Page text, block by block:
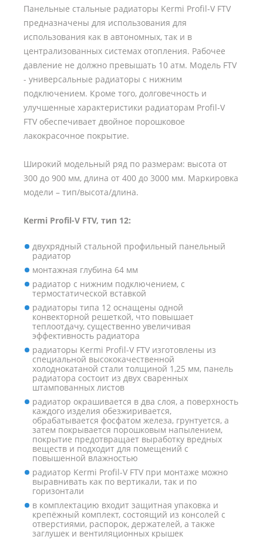
Панельные стальные радиаторы Kermi Profil-V FTV
предназначены для использования для
использования как в автономных, так и в
централизованных системах отопления. Рабочее
давление не должно превышать 10 атм. Модель FTV
- универсальные радиаторы с нижним
подключением. Кроме того, долговечность и
улучшенные характеристики радиаторам Profil-V
FTV обеспечивает двойное порошковое
лакокрасочное покрытие.
Широкий модельный ряд по размерам: высота от
300 до 900 мм, длина от 400 до 3000 мм. Маркировка
модели – тип/высота/длина.
Kermi Profil-V FTV, тип 12:
двухрядный стальной профильный панельный
радиатор
монтажная глубина 64 мм
радиатор с нижним подключением, с
термостатической вставкой
радиаторы типа 12 оснащены одной
конвекторной решеткой, что повышает
теплоотдачу, существенно увеличивая
эффективность радиатора
радиаторы Kermi Profil-V FTV изготовлены из
специальной высококачественной
холоднокатаной стали толщиной 1,25 мм, панель
радиатора состоит из двух сваренных
штампованных листов
радиатор окрашивается в два слоя, а поверхность
каждого изделия обезжиривается,
обрабатывается фосфатом железа, грунтуется, а
затем покрывается порошковым напылением,
покрытие предотвращает выработку вредных
веществ и подходит для помещений с
повышенной влажностью
радиатор Kermi Profil-V FTV при монтаже можно
выравнивать как по вертикали, так и по
горизонтали
в комплектацию входит защитная упаковка и
крепёжный комплект, состоящий из консолей с
отверстиями, распорок, держателей, а также
заглушек и вентиляционных крышек